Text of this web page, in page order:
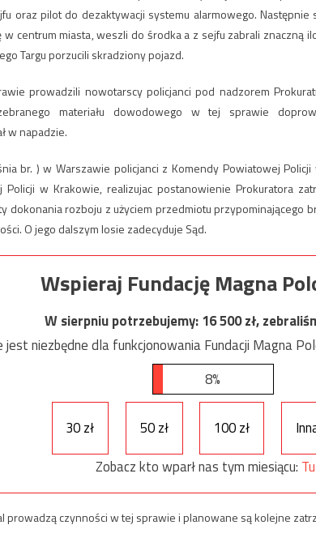
oraz pilot do dezaktywacji systemu alarmowego. Następnie
w centrum miasta, weszli do środka a z sejfu zabrali znaczną
Targu porzucili skradziony pojazd.
prowadzili nowotarscy policjanci pod nadzorem
materiału dowodowego w tej sprawie
w napadzie.
br. ) w Warszawie policjanci z Komendy Powiatowej
Policji w Krakowie, realizujac postanowienie Prokuratora
dokonania rozboju z użyciem przedmiotu przypominającego
O jego dalszym losie zadecyduje Sąd.
Wspieraj Fundację Magna
W sierpniu potrzebujemy:16 500zł,
niezbędne dla funkcjonowania Fundacji Magna
8%
30 zł 50 zł 100 zł
Zobacz kto wparł nas tym miesiącu:
prowadzą czynności w tej sprawie i planowane są kolejne